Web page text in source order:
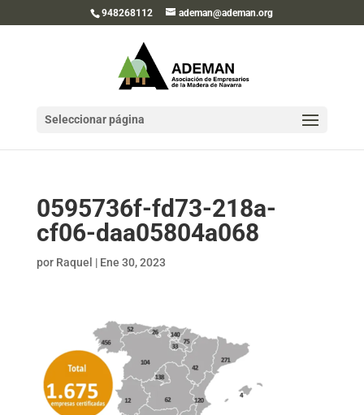
948268112 ademan@ademan.org
Seleccionar página
0595736f-fd73-218a-
cf06-daa05804a068
por Raquel | Ene 30, 2023